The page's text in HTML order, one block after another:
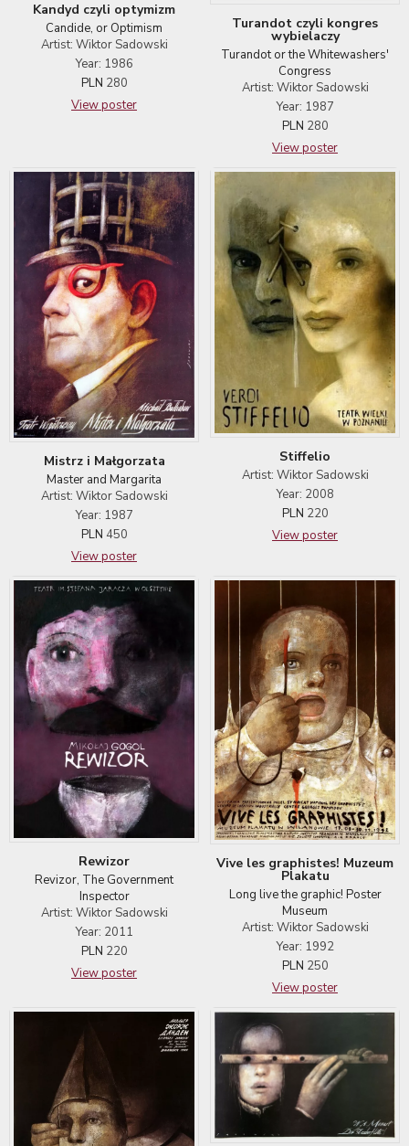
Kandyd czyli optymizm
Candide, or Optimism
Artist: Wiktor Sadowski
Year: 1986
PLN 280
View poster
Turandot czyli kongres
wybielaczy
Turandot or the Whitewashers'
Congress
Artist: Wiktor Sadowski
Year: 1987
PLN 280
View poster
Mistrz i Małgorzata
Master and Margarita
Artist: Wiktor Sadowski
Year: 1987
PLN 450
View poster
Stiffelio
Artist: Wiktor Sadowski
Year: 2008
PLN 220
View poster
Rewizor
Revizor, The Government
Inspector
Artist: Wiktor Sadowski
Year: 2011
PLN 220
View poster
Vive les graphistes! Muzeum
Plakatu
Long live the graphic! Poster
Museum
Artist: Wiktor Sadowski
Year: 1992
PLN 250
View poster